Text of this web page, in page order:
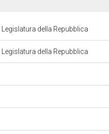
Legislatura della Repubblica
Legislatura della Repubblica